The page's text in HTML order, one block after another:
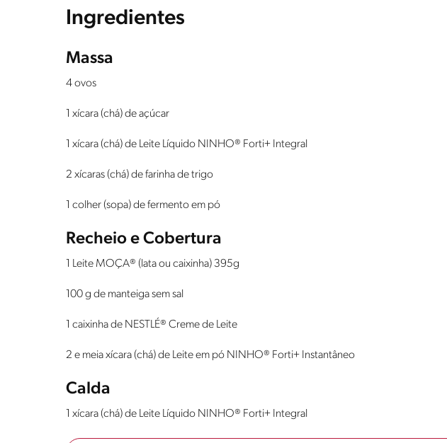
Ingredientes
Massa
4 ovos
1 xícara (chá) de açúcar
1 xícara (chá) de Leite Líquido NINHO® Forti+ Integral
2 xícaras (chá) de farinha de trigo
1 colher (sopa) de fermento em pó
Recheio e Cobertura
1 Leite MOÇA® (lata ou caixinha) 395g
100 g de manteiga sem sal
1 caixinha de NESTLÉ® Creme de Leite
2 e meia xícara (chá) de Leite em pó NINHO® Forti+ Instantâneo
Calda
1 xícara (chá) de Leite Líquido NINHO® Forti+ Integral